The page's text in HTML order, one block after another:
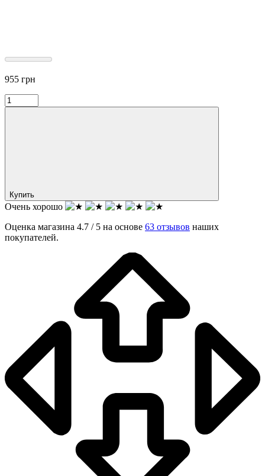
955 грн
Купить
Очень хорошо
Оценка магазина 4.7 / 5 на основе 63 отзывов наших
покупателей.